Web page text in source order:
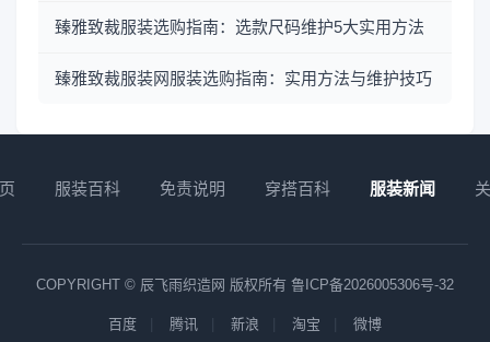
臻雅致裁服装选购指南：选款尺码维护5大实用方法
臻雅致裁服装网服装选购指南：实用方法与维护技巧
服装百科 免责说明 穿搭百科 服装新闻
COPYRIGHT © 辰飞雨织造网 版权所有 鲁ICP备2026005306号-32
百度 腾讯 新浪 淘宝 微博